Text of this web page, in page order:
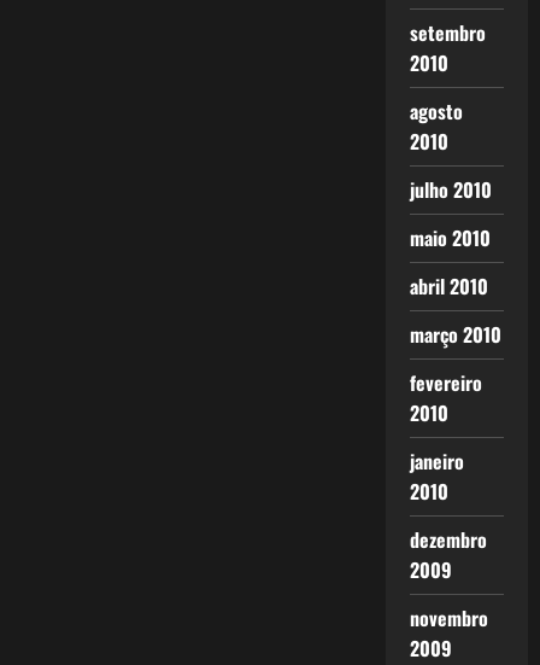
setembro
2010
agosto
2010
julho 2010
maio 2010
abril 2010
março 2010
fevereiro
2010
janeiro
2010
dezembro
2009
novembro
2009